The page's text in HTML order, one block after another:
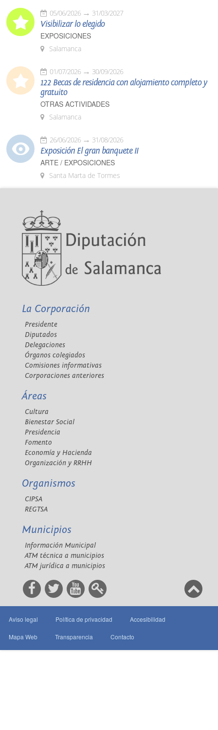
05/06/2026 31/03/2027
Visibilizar lo elegido
EXPOSICIONES
Salamanca
01/07/2026 30/09/2026
122 Becas de residencia con alojamiento completo y
gratuito
OTRAS ACTIVIDADES
Salamanca
26/06/2026 31/08/2026
Exposición El gran banquete II
ARTE / EXPOSICIONES
Santa Marta de Tormes
La Corporación
Presidente
Diputados
Delegaciones
Órganos colegiados
Comisiones informativas
Corporaciones anteriores
Áreas
Cultura
Bienestar Social
Presidencia
Fomento
Economía y Hacienda
Organización y RRHH
Organismos
CIPSA
REGTSA
Municipios
Información Municipal
ATM técnica a municipios
ATM jurídica a municipios
Aviso legal Política de privacidad Accesibilidad
Mapa Web Transparencia Contacto